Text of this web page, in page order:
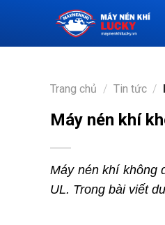
Trang chủ / Tin tức /
Máy nén khí
Máy nén khí không
UL. Trong bài viết